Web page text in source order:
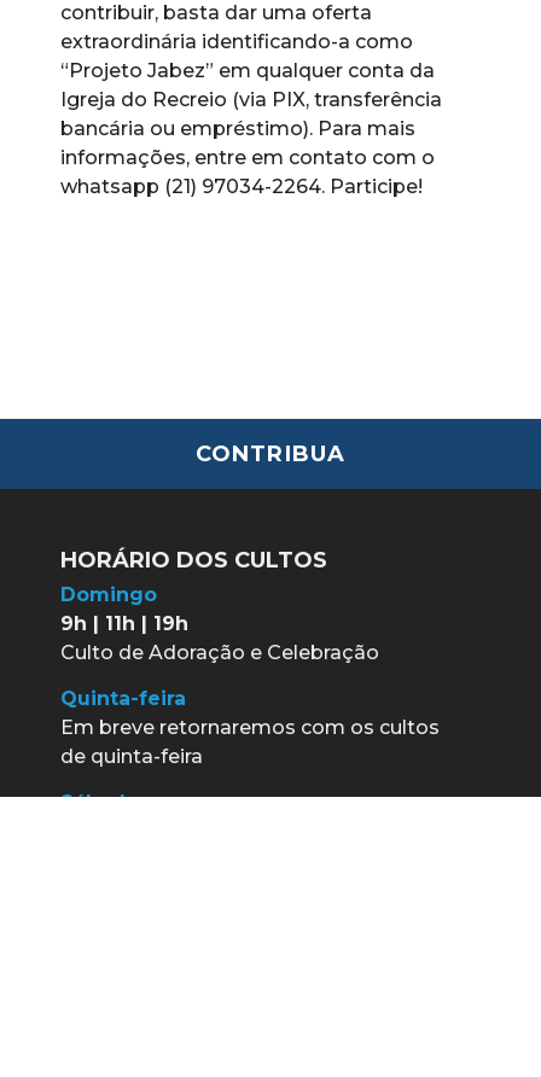
contribuir, basta dar uma oferta
extraordinária identificando-a como
“Projeto Jabez” em qualquer conta da
Igreja do Recreio (via PIX, transferência
bancária ou empréstimo). Para mais
informações, entre em contato com o
whatsapp (21) 97034-2264. Participe!
CONTRIBUA
HORÁRIO DOS CULTOS
Domingo
9h | 11h | 19h
Culto de Adoração e Celebração
Quinta-feira
Em breve retornaremos com os cultos
de quinta-feira
Sábado